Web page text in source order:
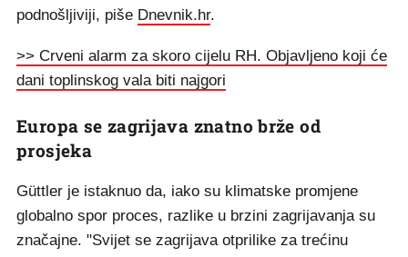
podnošljiviji, piše Dnevnik.hr.
>> Crveni alarm za skoro cijelu RH. Objavljeno koji će
dani toplinskog vala biti najgori
Europa se zagrijava znatno brže od
prosjeka
Güttler je istaknuo da, iako su klimatske promjene
globalno spor proces, razlike u brzini zagrijavanja su
značajne. "Svijet se zagrijava otprilike za trećinu